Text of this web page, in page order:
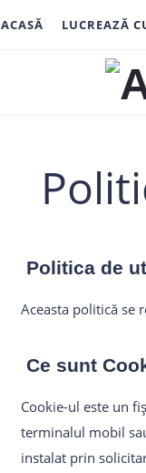
ACASĂ LUCREAZĂ
Politica de
Aceasta politică se
Ce sunt
Cookie-ul este un
terminalul mobil
instalat prin